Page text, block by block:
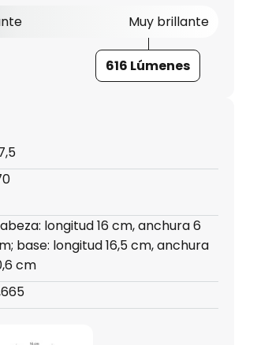
Muy brillante
616 Lúmenes
longitud 16 cm, anchura 6
base: longitud 16,5 cm, anchura
cm